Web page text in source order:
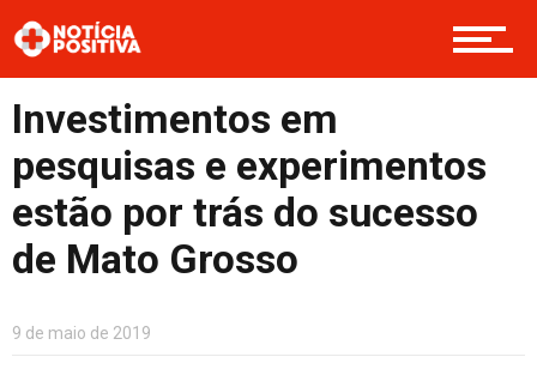
Investimentos em
pesquisas e experimentos
estão por trás do sucesso
de Mato Grosso
9 de maio de 2019